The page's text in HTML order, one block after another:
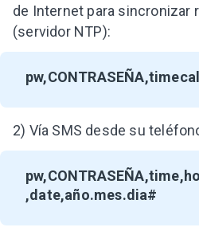
de Internet para sincronizar
(servidor NTP):
2) Vía SMS desde su
,date,año.mes.dia#